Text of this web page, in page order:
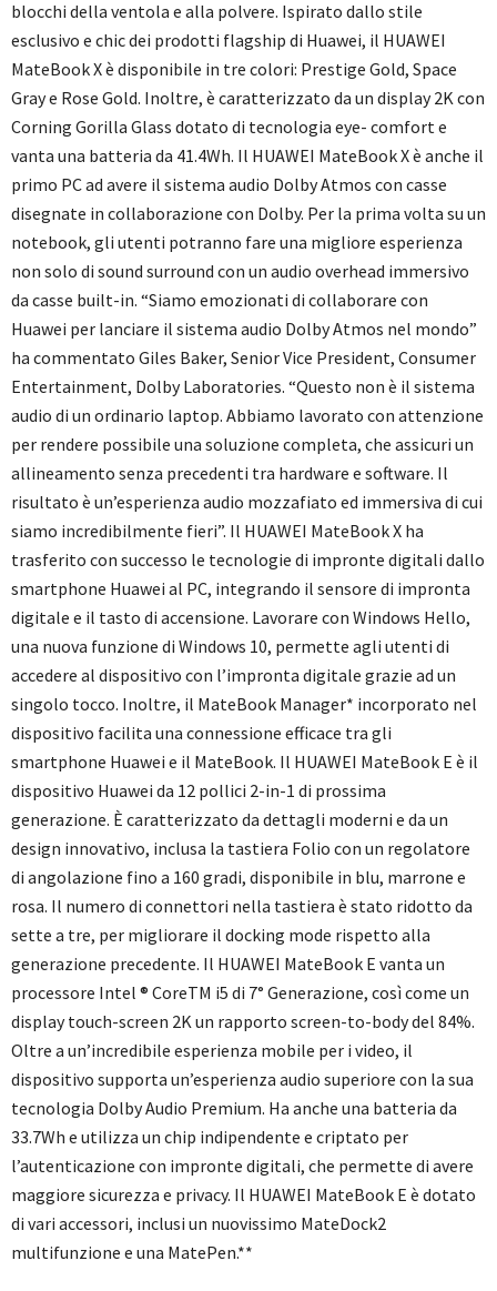
blocchi della ventola e alla polvere. Ispirato dallo stile
esclusivo e chic dei prodotti flagship di Huawei, il HUAWEI
MateBook X è disponibile in tre colori: Prestige Gold, Space
Gray e Rose Gold. Inoltre, è caratterizzato da un display 2K con
Corning Gorilla Glass dotato di tecnologia eye- comfort e
vanta una batteria da 41.4Wh. Il HUAWEI MateBook X è anche il
primo PC ad avere il sistema audio Dolby Atmos con casse
disegnate in collaborazione con Dolby. Per la prima volta su un
notebook, gli utenti potranno fare una migliore esperienza
non solo di sound surround con un audio overhead immersivo
da casse built-in. “Siamo emozionati di collaborare con
Huawei per lanciare il sistema audio Dolby Atmos nel mondo”
ha commentato Giles Baker, Senior Vice President, Consumer
Entertainment, Dolby Laboratories. “Questo non è il sistema
audio di un ordinario laptop. Abbiamo lavorato con attenzione
per rendere possibile una soluzione completa, che assicuri un
allineamento senza precedenti tra hardware e software. Il
risultato è un’esperienza audio mozzafiato ed immersiva di cui
siamo incredibilmente fieri”. Il HUAWEI MateBook X ha
trasferito con successo le tecnologie di impronte digitali dallo
smartphone Huawei al PC, integrando il sensore di impronta
digitale e il tasto di accensione. Lavorare con Windows Hello,
una nuova funzione di Windows 10, permette agli utenti di
accedere al dispositivo con l’impronta digitale grazie ad un
singolo tocco. Inoltre, il MateBook Manager* incorporato nel
dispositivo facilita una connessione efficace tra gli
smartphone Huawei e il MateBook. Il HUAWEI MateBook E è il
dispositivo Huawei da 12 pollici 2-in-1 di prossima
generazione. È caratterizzato da dettagli moderni e da un
design innovativo, inclusa la tastiera Folio con un regolatore
di angolazione fino a 160 gradi, disponibile in blu, marrone e
rosa. Il numero di connettori nella tastiera è stato ridotto da
sette a tre, per migliorare il docking mode rispetto alla
generazione precedente. Il HUAWEI MateBook E vanta un
processore Intel ® CoreTM i5 di 7° Generazione, così come un
display touch-screen 2K un rapporto screen-to-body del 84%.
Oltre a un’incredibile esperienza mobile per i video, il
dispositivo supporta un’esperienza audio superiore con la sua
tecnologia Dolby Audio Premium. Ha anche una batteria da
33.7Wh e utilizza un chip indipendente e criptato per
l’autenticazione con impronte digitali, che permette di avere
maggiore sicurezza e privacy. Il HUAWEI MateBook E è dotato
di vari accessori, inclusi un nuovissimo MateDock2
multifunzione e una MatePen.**